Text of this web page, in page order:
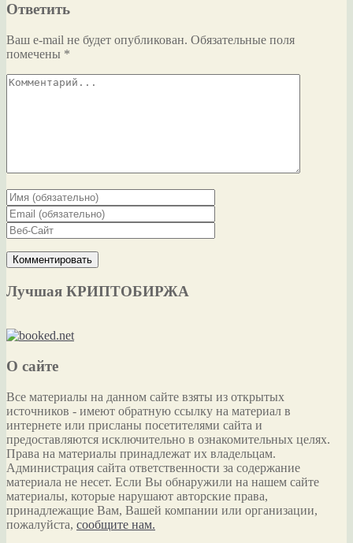
Ответить
Ваш e-mail не будет опубликован. Обязательные поля
помечены *
Лучшая КРИПТОБИРЖА
О сайте
Все материалы на данном сайте взяты из открытых
источников - имеют обратную ссылку на материал в
интернете или присланы посетителями сайта и
предоставляются исключительно в ознакомительных целях.
Права на материалы принадлежат их владельцам.
Администрация сайта ответственности за содержание
материала не несет. Если Вы обнаружили на нашем сайте
материалы, которые нарушают авторские права,
принадлежащие Вам, Вашей компании или организации,
пожалуйста, сообщите нам.